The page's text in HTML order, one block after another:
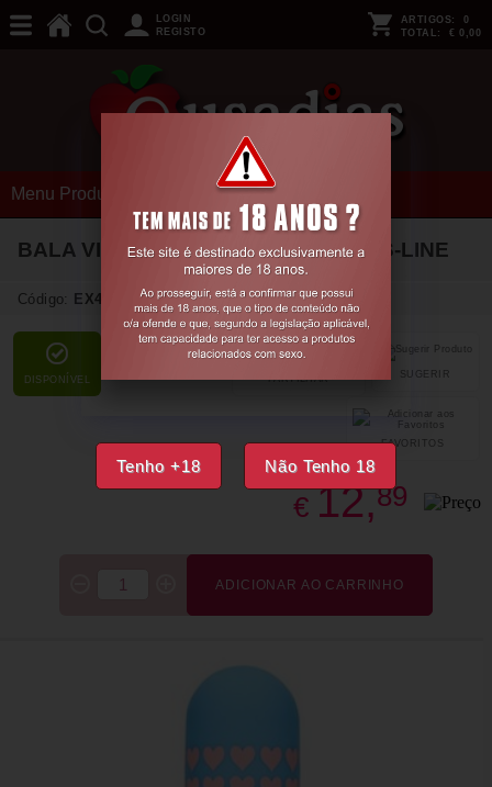
Tenho +18 Não Tenho 18
LOGIN
REGISTO
ARTIGOS: 0
TOTAL: € 0,00
Menu Produtos
BALA VIBRATÓRIA HEART TO GET S-LINE
Código: EX44747
DISPONÍVEL SUGERIR
PARTILHAR
FAVORITOS
€ 12,89
ADICIONAR AO CARRINHO